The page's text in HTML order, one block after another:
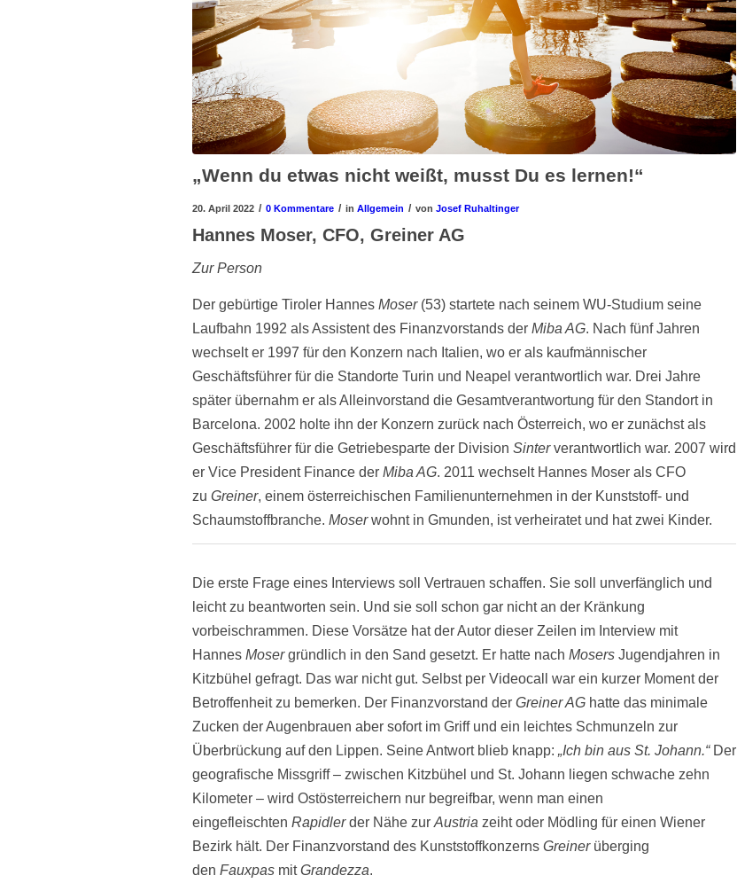
„Wenn du etwas nicht weißt, musst Du es lernen!“
20. April 2022 / 0 Kommentare / in Allgemein / von Josef Ruhaltinger
Hannes Moser, CFO, Greiner AG
Zur Person
Der gebürtige Tiroler Hannes Moser(53) startete nach seinem WU-Studium seine
Laufbahn 1992 als Assistent des Finanzvorstands der Miba AG. Nach fünf Jahren
wechselt er 1997 für den Konzern nach Italien, wo er als kaufmännischer
Geschäftsführer für die Standorte Turin und Neapel verantwortlich war. Drei Jahre
später übernahm er als Alleinvorstand die Gesamtverantwortung für den Standort in
Barcelona. 2002 holte ihn der Konzern zurück nach Österreich, wo er zunächst als
Geschäftsführer für die Getriebesp­arte der Division Sinterverantwortlich war. 2007 wird
er Vice President Finance der Miba AG. 2011 wechselt Hannes Moser als CFO
zu Greiner, einem österreichischen Familien­unternehmen in der Kunststoff- und
Schaumstoffbranche. Moserwohnt in Gmunden, ist verheiratet und hat zwei Kinder.
Die erste Frage eines Interviews soll Vertrauen schaffen. Sie soll unverfänglich und
leicht zu beantworten sein. Und sie soll schon gar nicht an der Kränkung
vorbeischrammen. Diese Vorsätze hat der Autor dieser Zeilen im Interview mit
Hannes Mosergründlich in den Sand gesetzt. Er hatte nach Mosers Jugendjahren in
Kitzbühel gefragt. Das war nicht gut. Selbst per Videocall war ein kurzer Moment der
Betroffenheit zu bemerken. Der Finanzvorstand der Greiner AG hatte das minimale
Zucken der Augenbrauen aber sofort im Griff und ein leichtes Schmunzeln zur
Überbrückung auf den Lippen. Seine Antwort blieb knapp: „Ich bin aus St. Johann.“Der
geografische Missgriff – zwischen Kitzbühel und St. Johann liegen schwache zehn
Kilometer – wird Ostösterreichern nur begreifbar, wenn man einen
eingefleischten Rapidlerder Nähe zur Austria zeiht oder Mödling für einen Wiener
Bezirk hält. Der Finanzvorstand des Kunststoffkonzerns Greinerüberging
den Fauxpas mitGrandezza.